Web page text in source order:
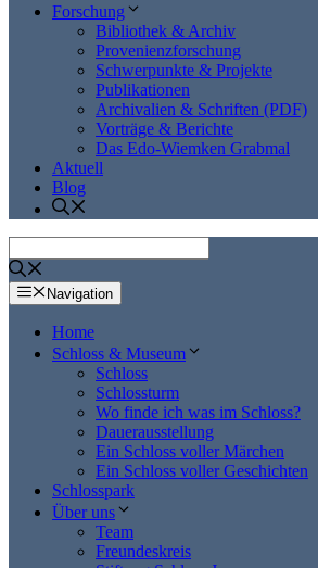
Forschung
Bibliothek & Archiv
Provenienzforschung
Schwerpunkte & Projekte
Publikationen
Archivalien & Schriften (PDF)
Vorträge & Berichte
Das Edo-Wiemken Grabmal
Aktuell
Blog
Navigation
Home
Schloss & Museum
Schloss
Schlossturm
Wo finde ich was im Schloss?
Dauerausstellung
Ein Schloss voller Märchen
Ein Schloss voller Geschichten
Schlosspark
Über uns
Team
Freundeskreis